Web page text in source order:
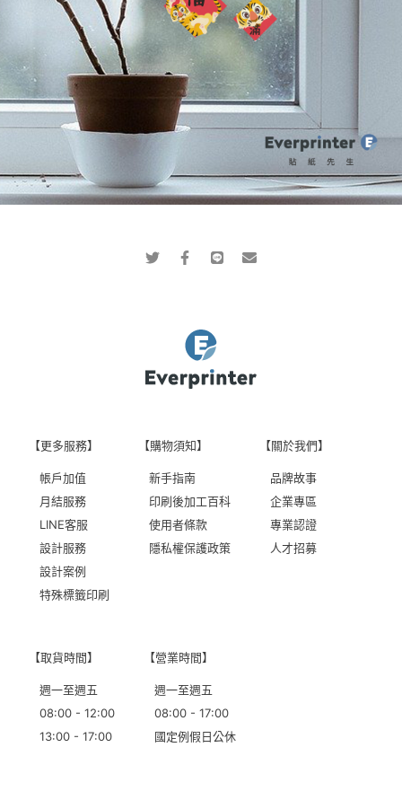
【更多服務】
帳戶加值
月結服務
LINE客服
設計服務
設計案例
特殊標籤印刷
【購物須知】
新手指南
印刷後加工百科
使用者條款
隱私權保護政策
【關於我們】
品牌故事
企業專區
專業認證
人才招募
【取貨時間】
週一至週五
08:00 - 12:00
13:00 - 17:00
【營業時間】
週一至週五
08:00 - 17:00
國定例假日公休